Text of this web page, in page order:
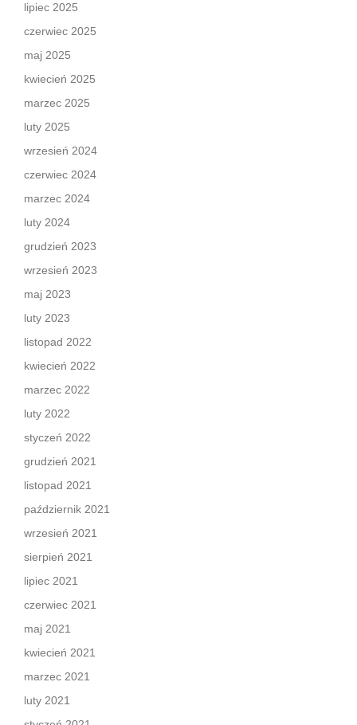
lipiec 2025
czerwiec 2025
maj 2025
kwiecień 2025
marzec 2025
luty 2025
wrzesień 2024
czerwiec 2024
marzec 2024
luty 2024
grudzień 2023
wrzesień 2023
maj 2023
luty 2023
listopad 2022
kwiecień 2022
marzec 2022
luty 2022
styczeń 2022
grudzień 2021
listopad 2021
październik 2021
wrzesień 2021
sierpień 2021
lipiec 2021
czerwiec 2021
maj 2021
kwiecień 2021
marzec 2021
luty 2021